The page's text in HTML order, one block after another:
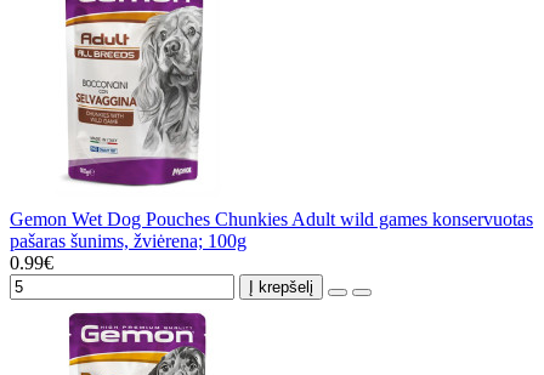
Gemon Wet Dog Pouches Chunkies Adult wild games konservuotas
pašaras šunims, žviėrena; 100g
0.99€
Į krepšelį